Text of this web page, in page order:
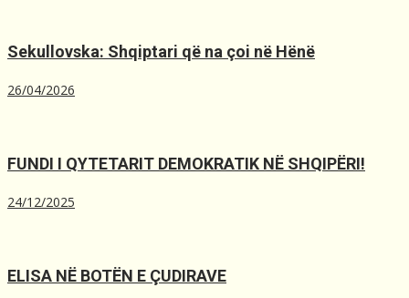
Sekullovska: Shqiptari që na çoi në Hënë
26/04/2026
FUNDI I QYTETARIT DEMOKRATIK NË SHQIPËRI!
24/12/2025
ELISA NË BOTËN E ÇUDIRAVE